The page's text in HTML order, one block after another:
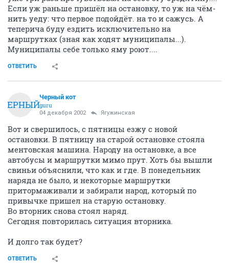
Если уж раньше пришёл на остановку, то уж на чём-
нить уеду: что первое подойдёт. на то и сажусь. А
теперича буду ездить исключительно на
маршрутках (зная как ходят муниципалы...).
Муниципалы себе только яму роют....
ОТВЕТИТЬ
ЧЕРНЫЙ
Черный кот
guru
04 декабря 2002 Ягужинская
Вот и свершилось, с пятницы езжу с новой
остановки. В пятницу на старой остановке стояла
ментовская машина. Народу на остановке, а все
автобусы и маршрутки мимо прут. Хоть бы вышли
свиньи объяснили, что как и где. В понедельник
наряда не было, и некоторые маршрутки
притормаживали и забирали народ, который по
привычке пришел на старую остановку.
Во вторник снова стоял наряд.
Сегодня повторилась ситуация вторника.
И долго так будет?
ОТВЕТИТЬ